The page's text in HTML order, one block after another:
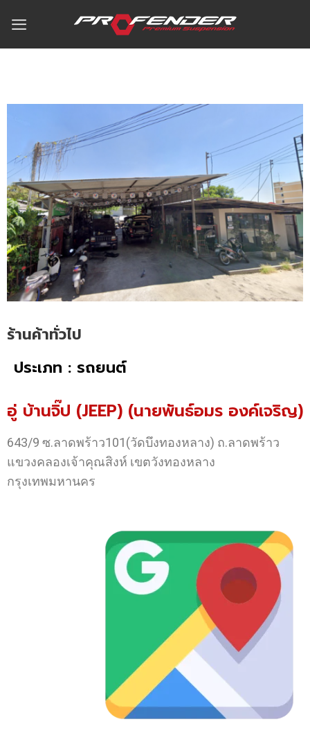
ร้านค้าทั่วไป
ประเภท : รถยนต์
อู่ บ้านจิ๊ป (JEEP) (นายพันธ์อมร องค์เจริญ)
643/9 ซ.ลาดพร้าว101(วัดบึงทองหลาง) ถ.ลาดพร้าว
แขวงคลองเจ้าคุณสิงห์ เขตวังทองหลาง
กรุงเทพมหานคร